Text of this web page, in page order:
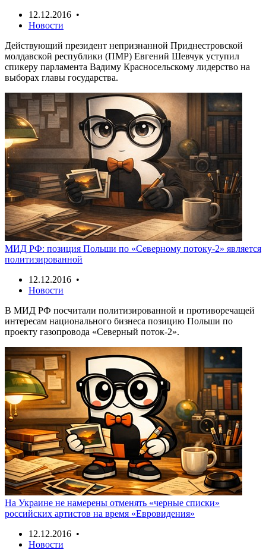
12.12.2016 •
Новости
Действующий президент непризнанной Приднестровской
молдавской республики (ПМР) Евгений Шевчук уступил
спикеру парламента Вадиму Красносельскому лидерство на
выборах главы государства.
МИД РФ: позиция Польши по «Северному потоку-2» является
политизированной
12.12.2016 •
Новости
В МИД РФ посчитали политизированной и противоречащей
интересам национального бизнеса позицию Польши по
проекту газопровода «Северный поток-2».
На Украине не намерены отменять «черные списки»
российских артистов на время «Евровидения»
12.12.2016 •
Новости